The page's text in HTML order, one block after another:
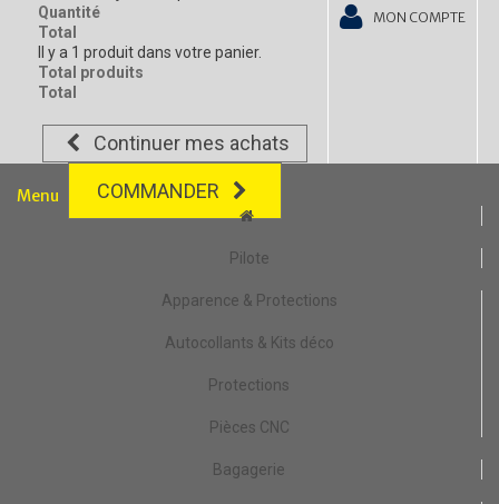
Quantité
Total
Il y a 1 produit dans votre panier.
Total produits
Total
Continuer mes achats
COMMANDER
MON COMPTE
Menu
Pilote
Apparence & Protections
Autocollants & Kits déco
Protections
Pièces CNC
Bagagerie